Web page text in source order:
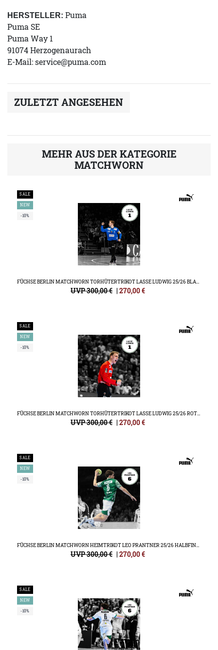
HERSTELLER: Puma
Puma SE
Puma Way 1
91074 Herzogenaurach
E-Mail:service@puma.com
ZULETZT ANGESEHEN
MEHR AUS DER KATEGORIE
MATCHWORN
SALE
NEW
-10%
FÜCHSE BERLIN MATCHWORN TORHÜTERTRIKOT LASSE LUDWIG 25/26 BLAU HALBFINALE HBL FINAL4
UVP 300,00 € |270,00€
SALE
NEW
-10%
FÜCHSE BERLIN MATCHWORN TORHÜTERTRIKOT LASSE LUDWIG 25/26 ROT FINALE HBL FINAL4
UVP 300,00 € |270,00€
SALE
NEW
-10%
FÜCHSE BERLIN MATCHWORN HEIMTRIKOT LEO PRANTNER 25/26 HALBFINALE HBL FINAL4
UVP 300,00 € |270,00€
SALE
NEW
-10%